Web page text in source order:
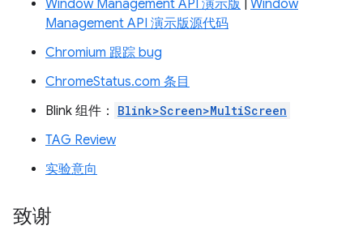
Window Management API 演示版 Window
Management API 演示版源代码
Chromium 跟踪 bug
ChromeStatus.com 条目
Blink 组件：
Blink>Screen>MultiScreen
TAG Review
实验意向
致谢